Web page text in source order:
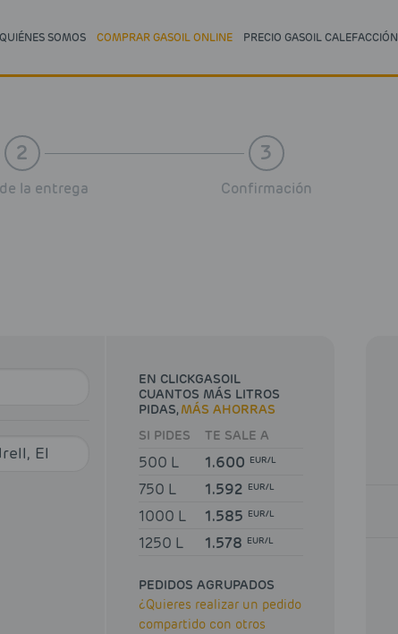
QUIÉNES SOMOS COMPRAR GASOIL ONLINE PRECIO GASOIL CALEFACCIÓN
2
la entrega
3
Confirmación
EN CLICKGASOIL
CUANTOS MÁS LITROS
PIDAS,MÁS AHORRAS
SI PIDES
TE SALE A
500 L 1.600 EUR/L
750 L 1.592 EUR/L
1000 L 1.585 EUR/L
1250 L 1.578 EUR/L
PEDIDOS AGRUPADOS
¿Quieres realizar un pedido
compartido con otros